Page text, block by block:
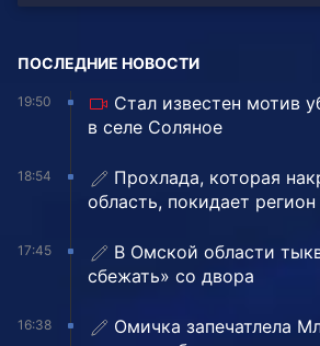
ПОСЛЕДНИЕ НОВОСТИ
19:50
Стал известен мотив
в селе Соляное
18:54
Прохлада, которая
область, покидает регион
17:45
В Омской области
сбежать» со двора
16:38
Омичка запечатлела